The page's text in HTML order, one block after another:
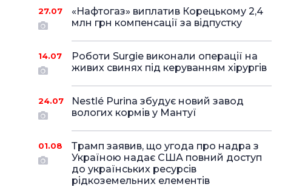
27.07
«Нафтогаз» виплатив Корецькому 2,4
млн грн компенсації за відпустку
14.07
Роботи Surgie виконали операції на
живих свинях під керуванням хірургів
24.07
Nestlé Purina збудує новий завод
вологих кормів у Мантуї
01.08
Трамп заявив, що угода про надра з
Україною надає США повний доступ
до українських ресурсів
рідкоземельних елементів